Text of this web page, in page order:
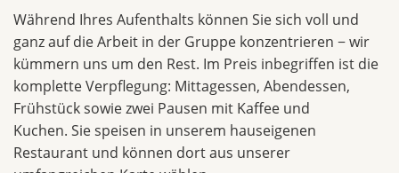
Während Ihres Aufenthalts können Sie sich voll und
ganz auf die Arbeit in der Gruppe konzentrieren − wir
kümmern uns um den Rest. Im Preis inbegriffen ist die
komplette Verpflegung: Mittagessen, Abendessen,
Frühstück sowie zwei Pausen mit Kaffee und
Kuchen. Sie speisen in unserem hauseigenen
Restaurant und können dort aus unserer